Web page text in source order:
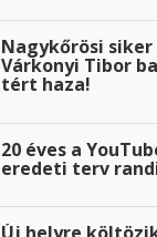
Nagykőrösi siker
Várkonyi Tibor
tért haza!
20 éves a
eredeti terv
Új helyre